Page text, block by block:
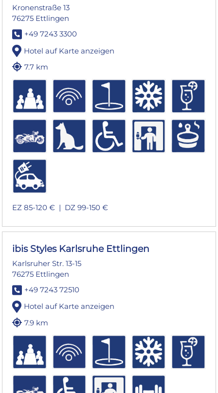
Kronenstraße 13
76275 Ettlingen
+49 7243 3300
Hotel auf Karte anzeigen
7.7 km
EZ 85-120 € | DZ 99-150 €
ibis Styles Karlsruhe Ettlingen
Karlsruher Str. 13-15
76275 Ettlingen
+49 7243 72510
Hotel auf Karte anzeigen
7.9 km